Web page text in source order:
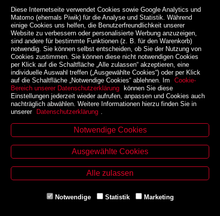
Kontakt
Zinzendorfgasse 29, A-8010 Graz
Tel. +43 316 32 79 52
Fax. +43 316 32 79 52 21
www.uni-buchladen.at
Diese Internetseite verwendet Cookies sowie Google Analytics und
Matomo (ehemals Piwik) für die Analyse und Statistik. Während
einige Cookies uns helfen, die Benutzerfreundlichkeit unserer
Website zu verbessern oder personalisierte Werbung anzuzeigen,
sind andere für bestimmte Funktionen (z. B. für den Warenkorb)
notwendig. Sie können selbst entscheiden, ob Sie der Nutzung von
Cookies zustimmen. Sie können diese nicht notwendigen Cookies
per Klick auf die Schaltfläche „Alle zulassen“ akzeptieren, eine
individuelle Auswahl treffen („Ausgewählte Cookies“) oder per Klick
auf die Schaltfläche „Notwendige Cookies“ ablehnen. Im
Cookie-
Bereich unserer Datenschutzerklärung können Sie diese
Einstellungen jederzeit wieder aufrufen, anpassen und Cookies auch
nachträglich abwählen. Weitere Informationen hierzu finden Sie in
unserer Datenschutzerklärung
Notwendige Cookies
Ausgewählte Cookies
Alle zulassen
Notwendige Statistik Marketing